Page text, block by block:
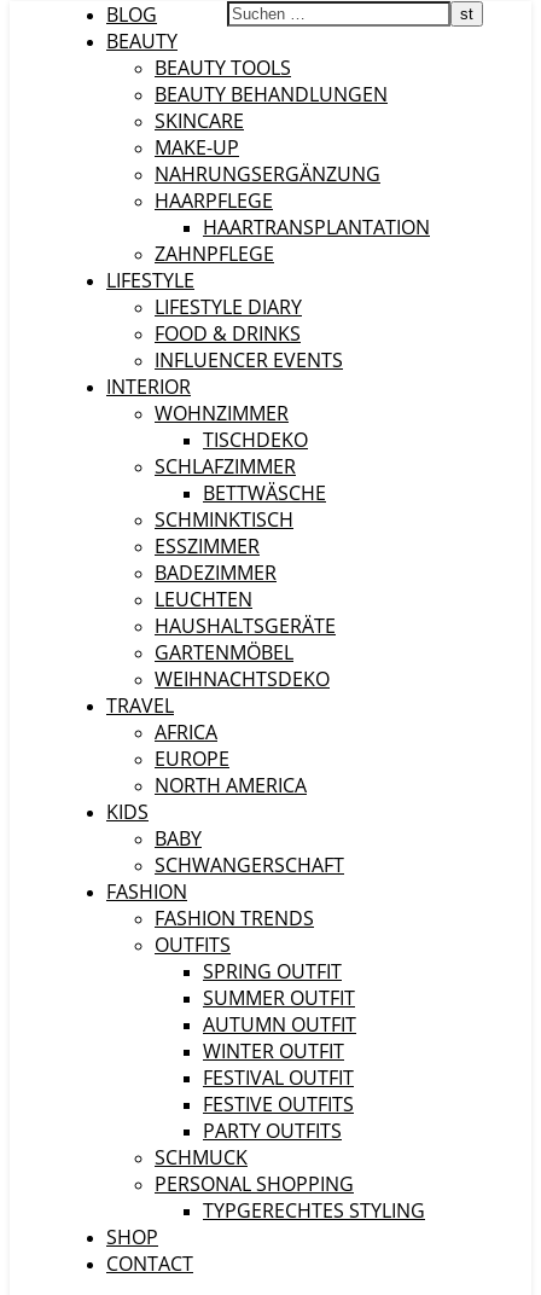
BLOG
BEAUTY
BEAUTY TOOLS
BEAUTY BEHANDLUNGEN
SKINCARE
MAKE-UP
NAHRUNGSERGÄNZUNG
HAARPFLEGE
HAARTRANSPLANTATION
ZAHNPFLEGE
LIFESTYLE
LIFESTYLE DIARY
FOOD & DRINKS
INFLUENCER EVENTS
INTERIOR
WOHNZIMMER
TISCHDEKO
SCHLAFZIMMER
BETTWÄSCHE
SCHMINKTISCH
ESSZIMMER
BADEZIMMER
LEUCHTEN
HAUSHALTSGERÄTE
GARTENMÖBEL
WEIHNACHTSDEKO
TRAVEL
AFRICA
EUROPE
NORTH AMERICA
KIDS
BABY
SCHWANGERSCHAFT
FASHION
FASHION TRENDS
OUTFITS
SPRING OUTFIT
SUMMER OUTFIT
AUTUMN OUTFIT
WINTER OUTFIT
FESTIVAL OUTFIT
FESTIVE OUTFITS
PARTY OUTFITS
SCHMUCK
PERSONAL SHOPPING
TYPGERECHTES STYLING
SHOP
CONTACT